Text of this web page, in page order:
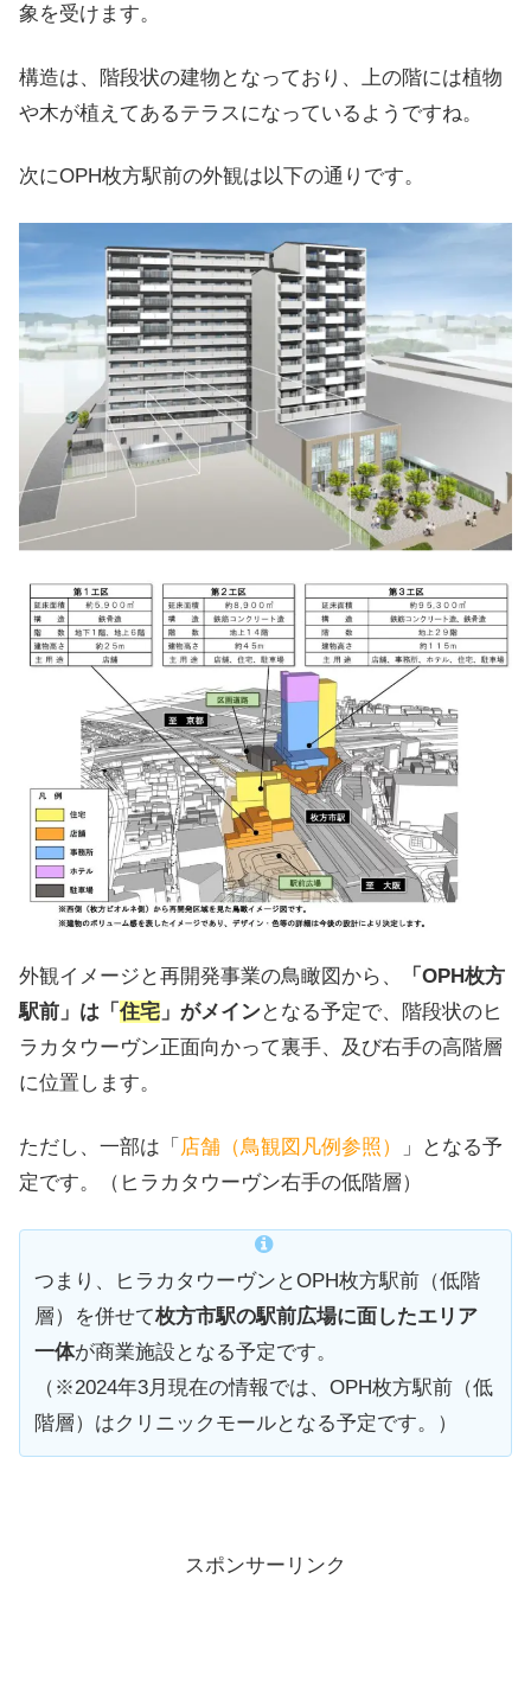
象を受けます。
構造は、階段状の建物となっており、上の階には植物
や木が植えてあるテラスになっているようですね。
次にOPH枚方駅前の外観は以下の通りです。
外観イメージと再開発事業の鳥瞰図から、
「OPH枚方
駅前」は「 住宅 」がメインとなる予定で、階段状のヒ
ラカタウーヴン正面向かって裏手、及び右手の高階層
に位置します。
ただし、一部は「 店舗（鳥観図凡例参照）
」となる予
定です。（ヒラカタウーヴン右手の低階層）
つまり、ヒラカタウーヴンとOPH枚方駅前（低階
層）を併せて枚方市駅の駅前広場に面したエリア
一体が商業施設となる予定です。
（※2024年3月現在の情報では、OPH枚方駅前（低
階層）はクリニックモールとなる予定です。）
スポンサーリンク